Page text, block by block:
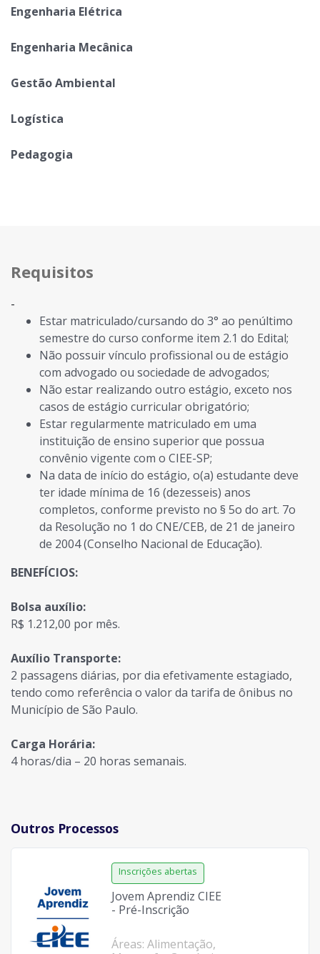
Engenharia Elétrica
Engenharia Mecânica
Gestão Ambiental
Logística
Pedagogia
Requisitos
-
Estar matriculado/cursando do 3° ao penúltimo
semestre do curso conforme item 2.1 do Edital;
Não possuir vínculo profissional ou de estágio
com advogado ou sociedade de advogados;
Não estar realizando outro estágio, exceto nos
casos de estágio curricular obrigatório;
Estar regularmente matriculado em uma
instituição de ensino superior que possua
convênio vigente com o CIEE-SP;
Na data de início do estágio, o(a) estudante deve
ter idade mínima de 16 (dezesseis) anos
completos, conforme previsto no § 5o do art. 7o
da Resolução no 1 do CNE/CEB, de 21 de janeiro
de 2004 (Conselho Nacional de Educação).
BENEFÍCIOS:
Bolsa auxílio:
R$ 1.212,00 por mês.
Auxílio Transporte:
2 passagens diárias, por dia efetivamente estagiado,
tendo como referência o valor da tarifa de ônibus no
Município de São Paulo.
Carga Horária:
4 horas/dia – 20 horas semanais.
Outros Processos
Jovem Aprendiz CIEE
- Pré-Inscrição
Áreas: Alimentação,